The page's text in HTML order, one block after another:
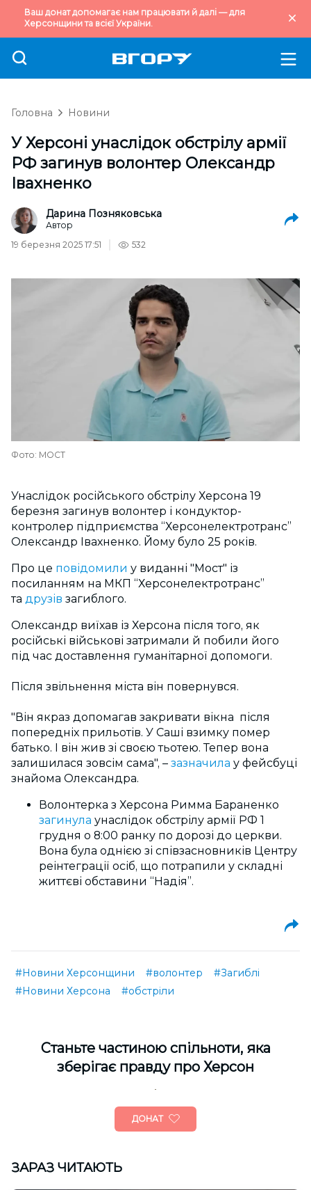
Ваш донат допомагає нам працювати й далі — для
Херсонщини та всієї України.
Головна Новини
У Херсоні унаслідок обстрілу армії
РФ загинув волонтер Олександр
Івахненко
Дарина Позняковська
Автор
19 березня 2025 17:51
532
Фото: МОСТ
Унаслідок російського обстрілу Херсона 19
березня загинув волонтер і кондуктор-
контролер підприємства “Херсонелектротранс”
Олександр Івахненко. Йому було 25 років.
Про це повідомили у виданні "Мост" із
посиланням на МКП “Херсонелектротранс”
та друзів загиблого.
Олександр виїхав із Херсона після того, як
російські військові затримали й побили його
під час доставлення гуманітарної допомоги.
Після звільнення міста він повернувся.
"Він якраз допомагав закривати вікна після
попередніх прильотів. У Саші взимку помер
батько. І він жив зі своєю тьотею. Тепер вона
залишилася зовсім сама", – зазначила у фейсбуці
знайома Олександра.
Волонтерка з Херсона Римма Бараненко
загинула унаслідок обстрілу армії РФ 1
грудня о 8:00 ранку по дорозі до церкви.
Вона була однією зі співзасновників Центру
реінтеграції осіб, що потрапили у складні
життєві обставини “Надія”.
#Новини Херсонщини #волонтер
#Загиблі
#Новини Херсона
#обстріли
Cтаньте частиною спільноти, яка
зберігає правду про Херсон
ДОНАТ
ЗАРАЗ ЧИТАЮТЬ